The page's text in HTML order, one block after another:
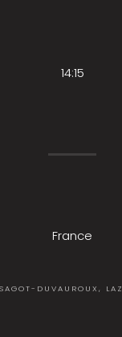
14:15
France
DUVAUROUX,